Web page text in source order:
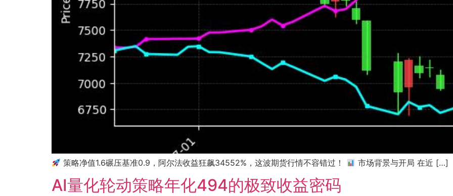
策略净值1.6碾压基准0.9，阿尔法收益狂飙34552%，这波期货行情不容错过！ 市场背景与开局 在近 […]
AI量化轮动策略年化494的极致收益密码